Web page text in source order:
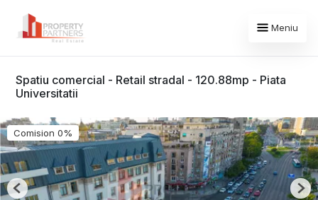
Meniu
Spatiu comercial - Retail stradal - 120.88mp - Piata
Universitatii
Comision 0%
Previous